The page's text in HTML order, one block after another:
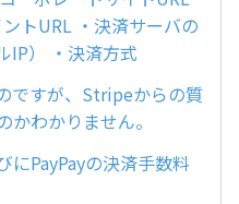
トURL ・決済サーバの
IP） ・決済方式
ですが、Stripeからの質
わかりません。
にPayPayの決済手数料